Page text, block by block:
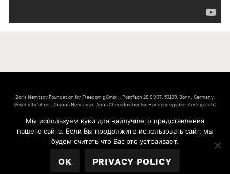
Boris Nemtsov Foundation for Freedom gGmbH. Postfach 20 09 37, 53139, Bonn, Germany.
Geschäftsführer: Zhanna Nemtsova, Anna Cherednichenko. Handelsregister: Amtsgericht
DE304695069. Inhaltlich verantwortlich: Zhanna Nemtsova, Anna Cherednichenko
© 2026 Boris Nemtsov Foundation for Freedom.
IMPRESSUM
ARTICLES OF ASSOCIATION
PRIVACY POLICY
Мы используем куки для наилучшего представления
нашего сайта. Если Вы продолжите использовать сайт, мы
будем считать что Вас это устраивает.
OK PRIVACY POLICY